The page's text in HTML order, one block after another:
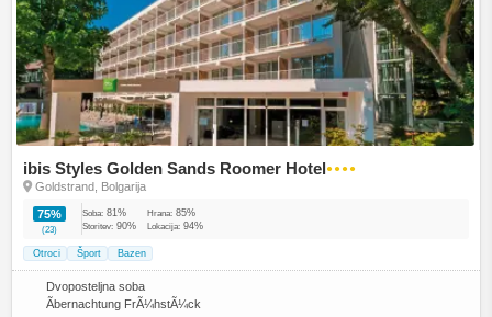
ibis Styles Golden Sands Roomer Hotel●●●●
Goldstrand, Bolgarija
75%
(23)
Soba: 81% Hrana: 85%
Storitev: 90% Lokacija: 94%
Otroci Šport Bazen
Dvoposteljna soba
Ãbernachtung FrÃ¼hstÃ¼ck